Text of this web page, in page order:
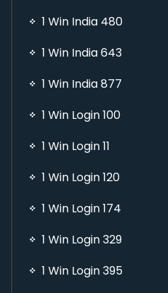
1 Win India 480
1 Win India 643
1 Win India 877
1 Win Login 100
1 Win Login 11
1 Win Login 120
1 Win Login 174
1 Win Login 329
1 Win Login 395